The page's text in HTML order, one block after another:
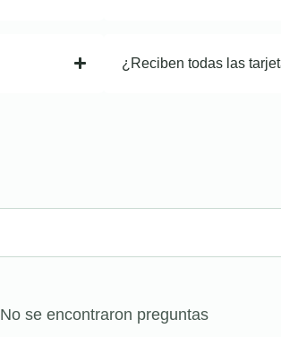
¿Reciben todas las
No se encontraron preguntas